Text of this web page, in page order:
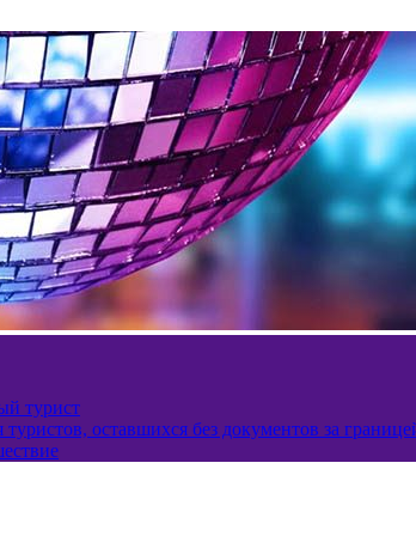
турист
оставшихся без документов за